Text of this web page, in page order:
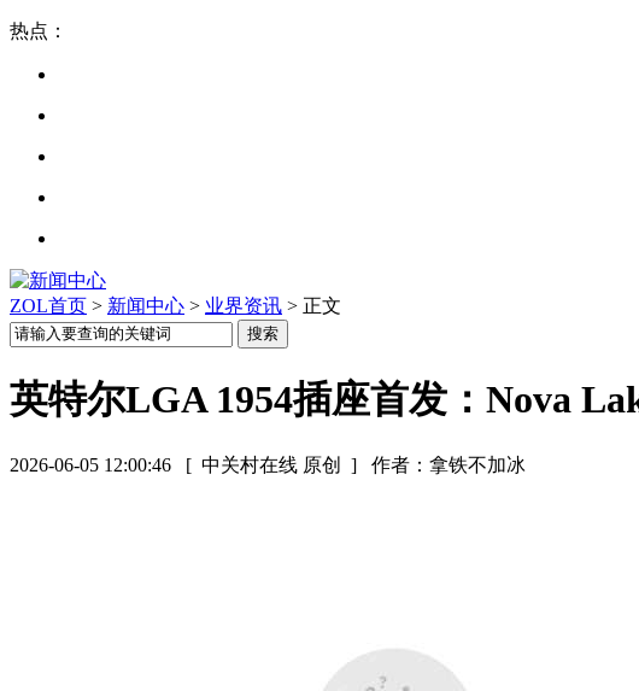
热点：
ZOL首页 > 新闻中心 > 业界资讯 > 正文
英特尔LGA 1954插座首发：Nova
2026-06-05 12:00:46 [ 中关村在线 原创 ] 作者：拿铁不加冰